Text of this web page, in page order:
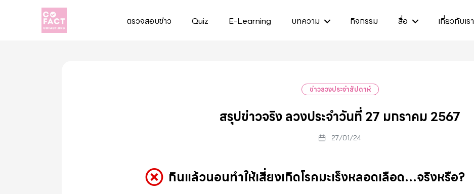
ตรวจสอบข่าว Quiz E-Learning บทความ กิจกรรม สื่อ เกี่ยวกับเรา
ข่าวลวงประจำสัปดาห์
สรุปข่าวจริง ลวงประจำวันที่ 27 มกราคม 2567
27/01/24
กินแล้วนอนทำให้เสี่ยงเกิดโรคมะเร็งหลอดเลือด…จริงหรือ?